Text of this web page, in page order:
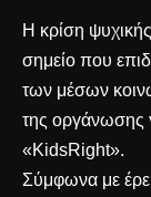
Η κρίση
σημείο που
των μέσων
της οργάνωσης
«KidsRight».
Σύμφωνα με